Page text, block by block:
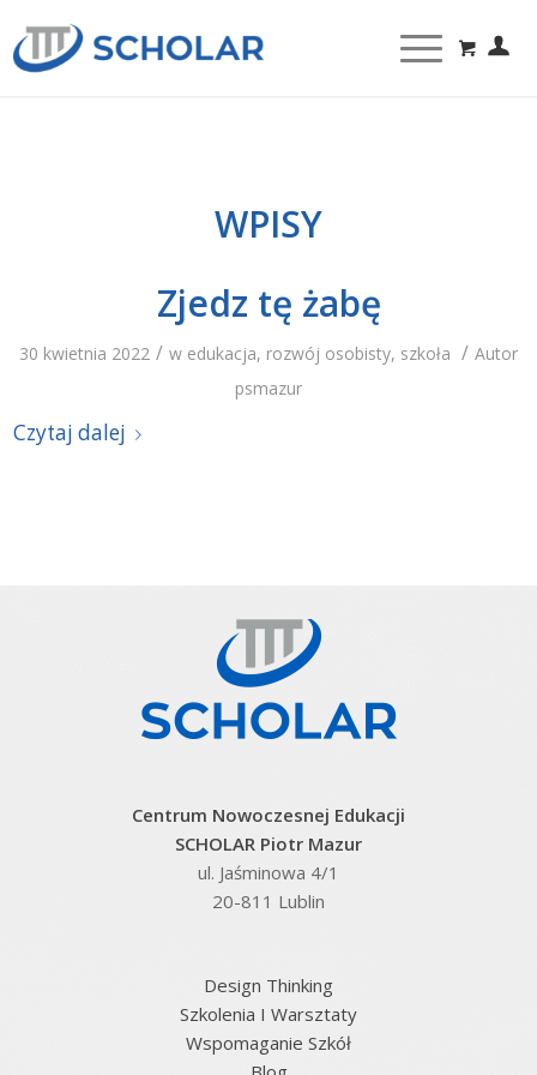
WPISY
Zjedz tę żabę
30 kwietnia 2022 / w edukacja, rozwój osobisty, szkoła / Autor
psmazur
Czytaj dalej
Centrum Nowoczesnej Edukacji
SCHOLAR Piotr Mazur
ul. Jaśminowa 4/1
20-811 Lublin
Design Thinking
Szkolenia I Warsztaty
Wspomaganie Szkół